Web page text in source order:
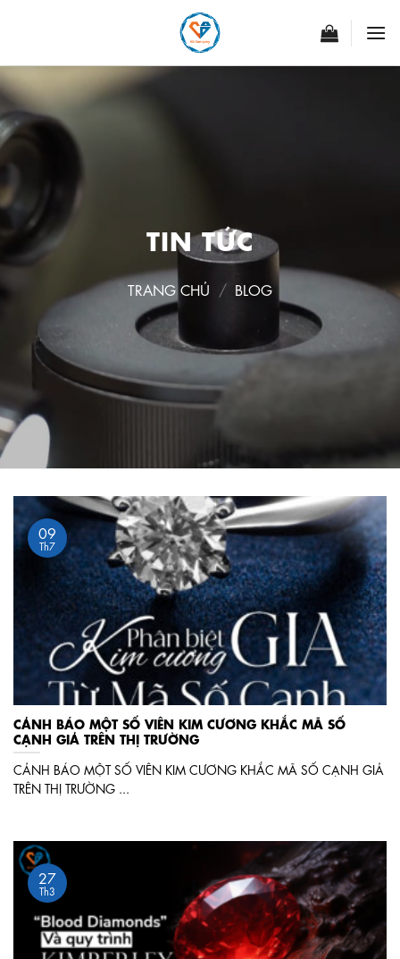
TIN TỨC
TRANG CHỦ / BLOG
CẢNH BÁO MỘT SỐ VIÊN KIM CƯƠNG KHẮC MÃ SỐ
CẠNH GIẢ TRÊN THỊ TRƯỜNG
CẢNH BÁO MỘT SỐ VIÊN KIM CƯƠNG KHẮC MÃ SỐ CẠNH GIẢ
TRÊN THỊ TRƯỜNG ...
09
Th7
27
Th3